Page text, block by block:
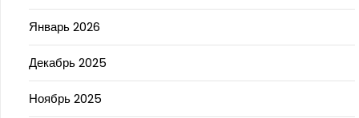
Январь 2026
Декабрь 2025
Ноябрь 2025